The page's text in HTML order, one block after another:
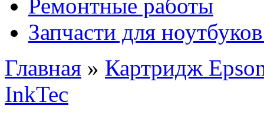
Ремонтные работы
Запчасти для
Главная » Картридж
InkTec